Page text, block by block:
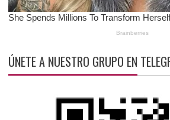
ÚNETE A NUESTRO GRUPO EN